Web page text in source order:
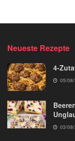
Neueste Rezepte
4-
05/
03/